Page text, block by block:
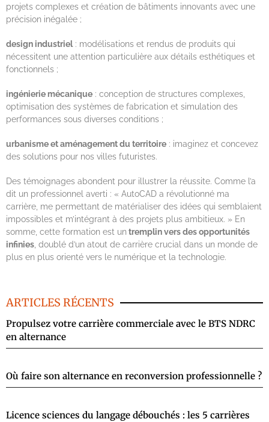
projets complexes et création de bâtiments innovants avec une
précision inégalée ;
design industriel: modélisations et rendus de produits qui
nécessitent une attention particulière aux détails esthétiques et
fonctionnels ;
ingénierie mécanique : conception de structures complexes,
optimisation des systèmes de fabrication et simulation des
performances sous diverses conditions ;
urbanisme et aménagement du territoire : imaginez et concevez
des solutions pour nos villes futuristes.
Des témoignages abondent pour illustrer la réussite. Comme l’a
dit un professionnel averti : « AutoCAD a révolutionné ma
carrière, me permettant de matérialiser des idées qui semblaient
impossibles et m’intégrant à des projets plus ambitieux. » En
somme, cette formation est untremplin vers des opportunités
infinies , doublé d’un atout de carrière crucial dans un monde de
plus en plus orienté vers le numérique et la technologie.
ARTICLES RÉCENTS
Propulsez votre carrière commerciale avec le BTS NDRC
en alternance
Où faire son alternance en reconversion professionnelle ?
Licence sciences du langage débouchés : les 5 carrières